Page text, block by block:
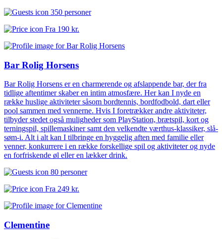
350 personer
Fra 190 kr.
Bar Rolig Horsens
Bar Rolig Horsens er en charmerende og afslappende bar, der fra
tidlige aftentimer skaber en intim atmosfære. Her kan I nyde en
række huslige aktiviteter såsom bordtennis, bordfodbold, dart eller
pool sammen med vennerne. Hvis I foretrækker andre aktiviteter,
tilbyder stedet også muligheder som PlayStation, brætspil, kort og
terningspil, spillemaskiner samt den velkendte værthus-klassiker, slå-
søm-i. Alt i alt kan I tilbringe en hyggelig aften med familie eller
venner, konkurrere i en række forskellige spil og aktiviteter og nyde
en forfriskende øl eller en lækker drink.
80 personer
Fra 249 kr.
Clementine